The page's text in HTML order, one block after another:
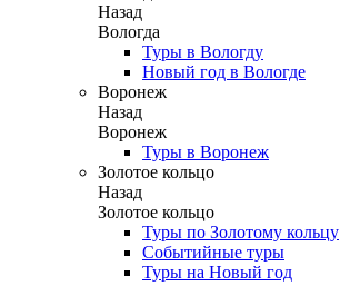
Назад
Вологда
Туры в Вологду
Новый год в Вологде
Воронеж
Назад
Воронеж
Туры в Воронеж
Золотое кольцо
Назад
Золотое кольцо
Туры по Золотому кольцу
Событийные туры
Туры на Новый год